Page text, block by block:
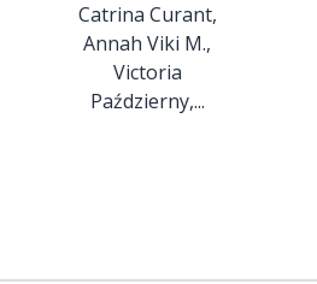
Catrina Curant,
Annah Viki M.,
Victoria
Październy,...